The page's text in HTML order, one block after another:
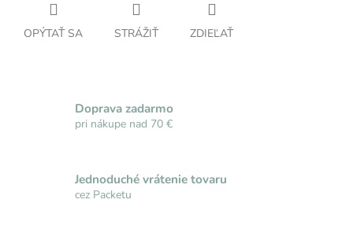
OPÝTAŤ SA STRÁŽIŤ ZDIEĽAŤ
Doprava zadarmo
pri nákupe nad 70 €
Jednoduché vrátenie tovaru
cez Packetu